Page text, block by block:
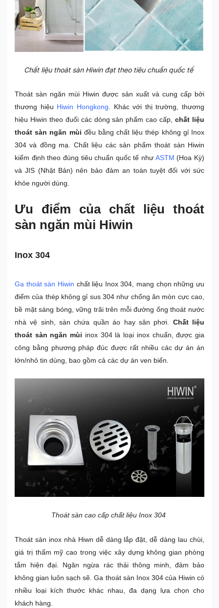
Chất liệu thoát sàn Hiwin đạt theo tiêu chuẩn quốc tế
Thoát sàn ngăn mùi Hiwin được sản xuất và cung cấp bởi
thương hiệu Hiwin Hongkong . Khác với thị trường, thương
hiệu Hiwin theo đuổi các dòng sản phẩm cao cấp,chất liệu
thoát sàn ngăn mùi đều bằng chất liệu thép không gỉ Inox
304 và đồng mạ. Chất liệu các sản phẩm thoát sàn Hiwin
kiểm định theo đúng tiêu chuẩn quốc tế như ASTM (Hoa Kỳ)
và JIS (Nhật Bản) nên bảo đảm an toàn tuyệt đối với sức
khỏe người dùng.
Ưu điểm của chất liệu thoát
sàn ngăn mùi Hiwin
Inox 304
Ga thoát sàn Hiwin chất liệu Inox 304, mang chọn những ưu
điểm của thép không gỉ sus 304 như chống ăn mòn cực cao,
bề mặt sáng bóng, vững trãi trên mỗi đường ống thoát nước
nhà vệ sinh, sàn chứa quần áo hay sân phơi. Chất liệu
thoát sàn ngăn mùi inox 304 là loại inox chuẩn, được gia
công bằng phương pháp đúc được rất nhiều các dự án án
lớn/nhỏ tin dùng, bao gồm cả các dự án ven biển.
Thoát sàn cao cấp chất liệu Inox 304
Thoát sàn inox nhà Hiwn dễ dàng lắp đặt, dễ dàng lau chùi,
giá trị thẩm mỹ cao trong việc xây dựng không gian phòng
tắm hiện đại. Ngăn ngừa rác thải thông minh, đảm bảo
không gian luôn sạch sẽ.Ga thoát sàn Inox 304 của Hiwin có
nhiều loại kích thước khác nhau, đa dạng lựa chọn cho
khách hàng.